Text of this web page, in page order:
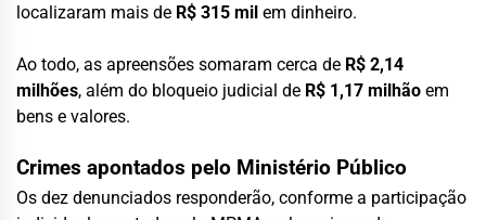
localizaram mais de R$ 315 mil em dinheiro.
Ao todo, as apreensões somaram cerca de R$ 2,14
milhões, além do bloqueio judicial de R$ 1,17 milhão em
bens e valores.
Crimes apontados pelo Ministério Público
Os dez denunciados responderão, conforme a participação